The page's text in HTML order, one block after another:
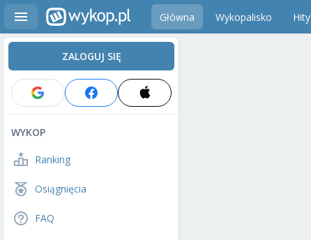
Główna Wykopalisko Hity
ZALOGUJ SIĘ
WYKOP
Ranking
Osiągnięcia
FAQ